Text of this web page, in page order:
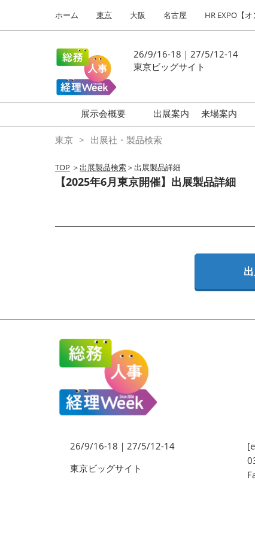
キ
プ
し
て
進
to
ホーム 東京 大阪 名古屋 HR EXPO【オ
26/9/16-18｜27/5/12-14
東京ビッグサイト
展示会概要
働き方改革 EXPO
福利厚生 EXPO
ワークプレイス改革EXPO
【9月より】バックオフィス
AIエージェント EXPO
【9月】展示会概要
出展案内
来場案内
東京 出展社・製品検索
TOP ＞出展製品検索＞出展製品詳細
【2025年6月東京開催】出展製品詳細
26/9/16-18｜27/5/12-14
東京ビッグサイト